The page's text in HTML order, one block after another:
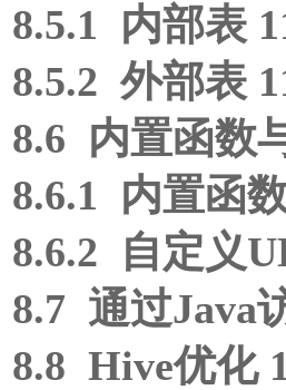
8.5.1 内部表
8.5.2 外部表
8.6 内置函数
8.6.1 内置函
8.6.2 自定义
8.7 通过Java
8.8 Hive优化